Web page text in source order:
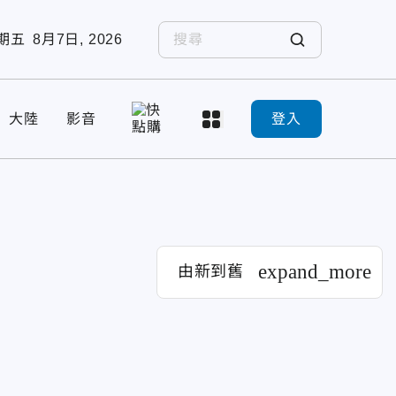
五 8月7日, 2026
大陸 影音 登入
由新到舊 expand_more